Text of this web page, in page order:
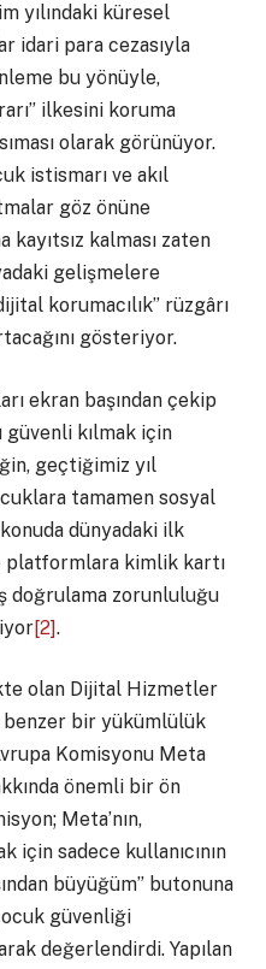
yılındaki küresel
idari para cezasıyla
bu yönüyle,
ilkesini koruma
olarak görünüyor.
istismarı ve akıl
göz önüne
kayıtsız kalması zaten
gelişmelere
korumacılık” rüzgârı
gösteriyor.
ekran başından çekip
güvenli kılmak için
geçtiğimiz yıl
tamamen sosyal
dünyadaki ilk
kimlik kartı
doğrulama zorunluluğu
[2].
olan Dijital Hizmetler
benzer bir yükümlülük
Komisyonu Meta
önemli bir ön
Meta’nın,
için sadece kullanıcının
büyüğüm” butonuna
güvenliği
değerlendirdi. Yapılan